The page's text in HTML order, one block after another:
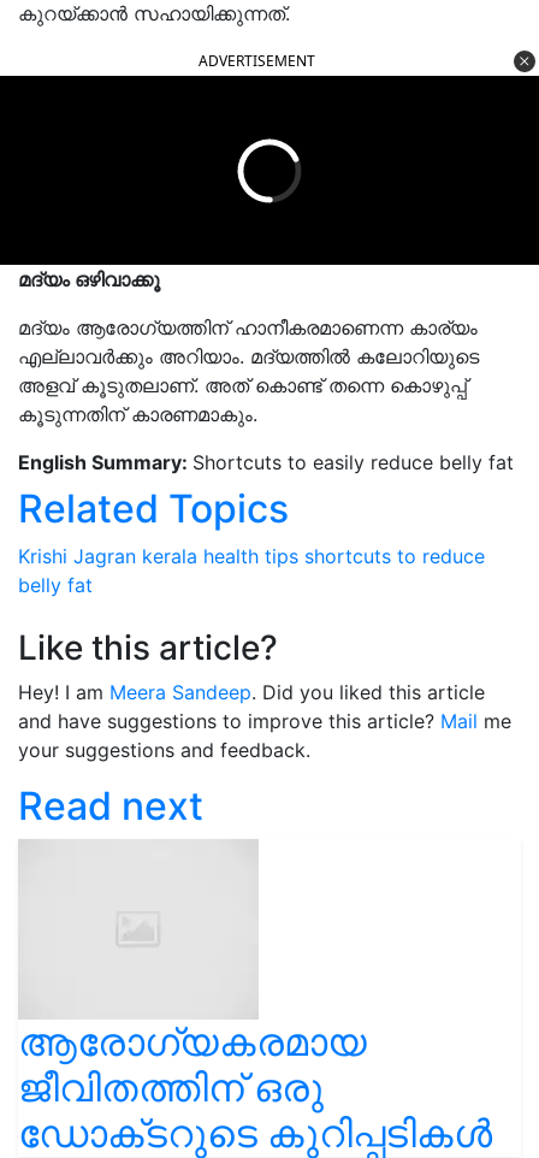
കുറയ്ക്കാൻ സഹായിക്കുന്നത്.
ADVERTISEMENT
മദ്യം ഒഴിവാക്കൂ
മദ്യം ആരോഗ്യത്തിന് ഹാനീകരമാണെന്ന കാര്യം
എല്ലാവർക്കും അറിയാം. മദ്യത്തിൽ കലോറിയുടെ
അളവ് കൂടുതലാണ്. അത് കൊണ്ട് തന്നെ കൊഴുപ്പ്
കൂടുന്നതിന് കാരണമാകും.
English Summary: Shortcuts to easily reduce belly fat
Related Topics
Krishi Jagran kerala health tips shortcuts to reduce
belly fat
Like this article?
Hey! I am Meera Sandeep. Did you liked this article
and have suggestions to improve this article? Mail me
your suggestions and feedback.
Read next
ആരോഗ്യകരമായ
ജീവിതത്തിന് ഒരു
ഡോക്‌ടറുടെ കുറിപ്പടികൾ